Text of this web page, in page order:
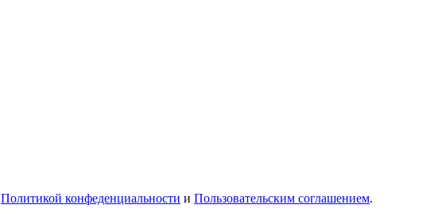
Политикой конфеденциальности и Пользовательским соглашением.